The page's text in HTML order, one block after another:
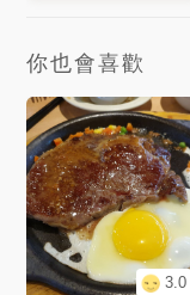
你也會喜歡
3.0